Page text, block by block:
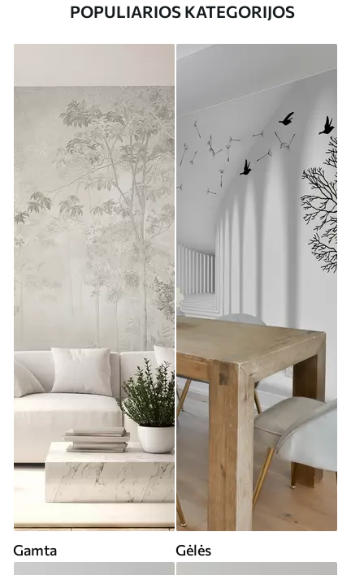
POPULIARIOS KATEGORIJOS
Gamta Gėlės